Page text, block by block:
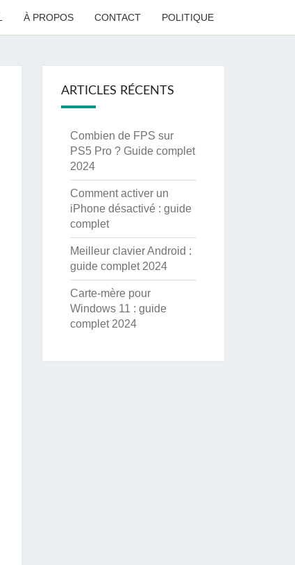
À PROPOS CONTACT POLITIQUE
ARTICLES RÉCENTS
Combien de FPS sur
PS5 Pro ? Guide complet
2024
Comment activer un
iPhone désactivé : guide
complet
Meilleur clavier Android :
guide complet 2024
Carte-mère pour
Windows 11 : guide
complet 2024